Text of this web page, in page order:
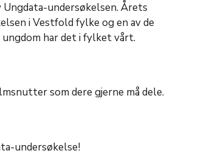
undersøkelsen. Årets
i Vestfold fylke og en av de
har det i fylket vårt.
som dere gjerne må dele.
undersøkelse!